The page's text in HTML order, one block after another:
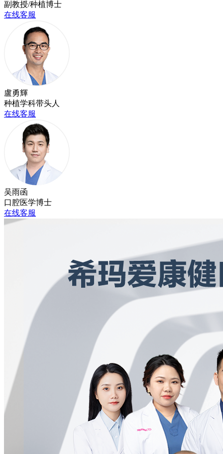
副教授/种植博士
在线客服
盧勇輝
种植学科带头人
在线客服
吴雨函
口腔医学博士
在线客服